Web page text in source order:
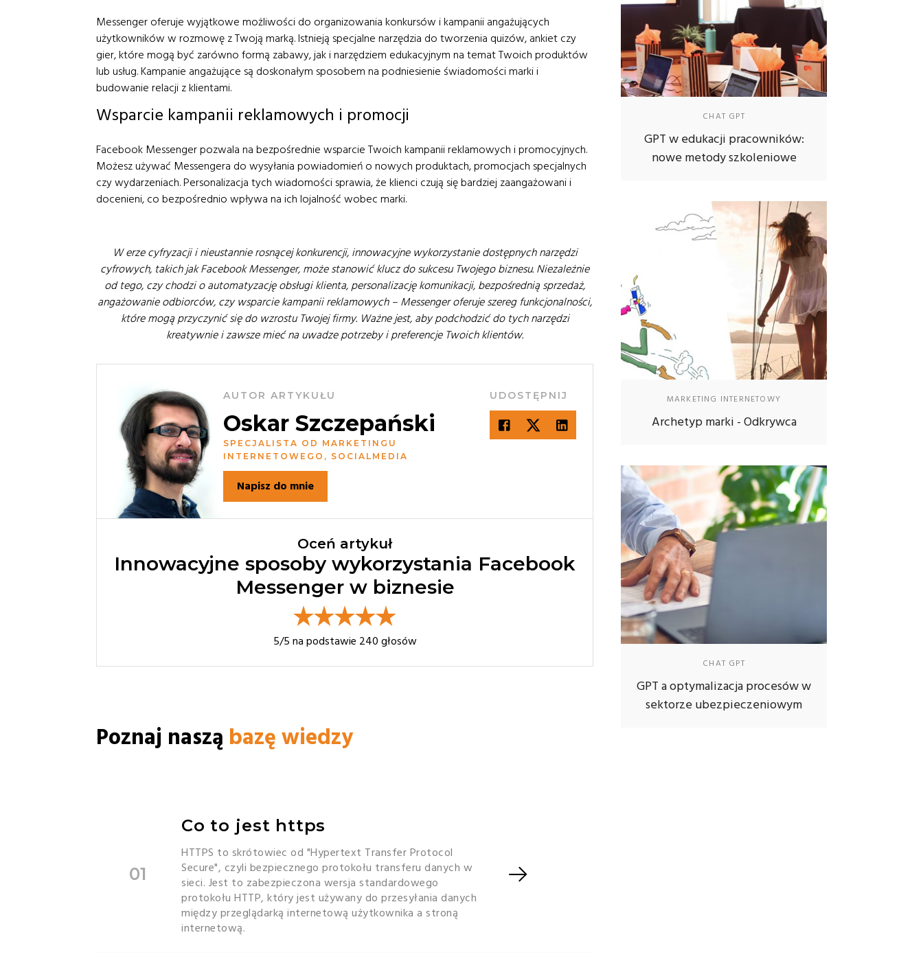
Messenger oferuje wyjątkowe możliwości do organizowania konkursów i kampanii angażujących
użytkowników w rozmowę z Twoją marką. Istnieją specjalne narzędzia do tworzenia quizów, ankiet czy
gier, które mogą być zarówno formą zabawy, jak i narzędziem edukacyjnym na temat Twoich produktów
lub usług. Kampanie angażujące są doskonałym sposobem na podniesienie świadomości marki i
budowanie relacji z klientami.
Wsparcie kampanii reklamowych i promocji
Facebook Messenger pozwala na bezpośrednie wsparcie Twoich kampanii reklamowych i promocyjnych.
Możesz używać Messengera do wysyłania powiadomień o nowych produktach, promocjach specjalnych
czy wydarzeniach. Personalizacja tych wiadomości sprawia, że klienci czują się bardziej zaangażowani i
docenieni, co bezpośrednio wpływa na ich lojalność wobec marki.
W erze cyfryzacji i nieustannie rosnącej konkurencji, innowacyjne wykorzystanie dostępnych narzędzi
cyfrowych, takich jak Facebook Messenger, może stanowić klucz do sukcesu Twojego biznesu. Niezależnie
od tego, czy chodzi o automatyzację obsługi klienta, personalizację komunikacji, bezpośrednią sprzedaż,
angażowanie odbiorców, czy wsparcie kampanii reklamowych – Messenger oferuje szereg funkcjonalności,
które mogą przyczynić się do wzrostu Twojej firmy. Ważne jest, aby podchodzić do tych narzędzi
kreatywnie i zawsze mieć na uwadze potrzeby i preferencje Twoich klientów.
AUTOR ARTYKUŁU
Oskar Szczepański
SPECJALISTA OD MARKETINGU
INTERNETOWEGO, SOCIALMEDIA
Napisz do mnie
UDOSTĘPNIJ
Oceń artykuł
Innowacyjne sposoby wykorzystania Facebook
Messenger w biznesie
5/5 na podstawie 240 głosów
Poznaj naszą bazę wiedzy
01
Co to jest https
HTTPS to skrótowiec od "Hypertext Transfer Protocol
Secure", czyli bezpiecznego protokołu transferu danych w
sieci. Jest to zabezpieczona wersja standardowego
protokołu HTTP, który jest używany do przesyłania danych
między przeglądarką internetową użytkownika a stroną
internetową.
CHAT GPT
GPT w edukacji pracowników:
nowe metody szkoleniowe
MARKETING INTERNETOWY
Archetyp marki - Odkrywca
CHAT GPT
GPT a optymalizacja procesów w
sektorze ubezpieczeniowym